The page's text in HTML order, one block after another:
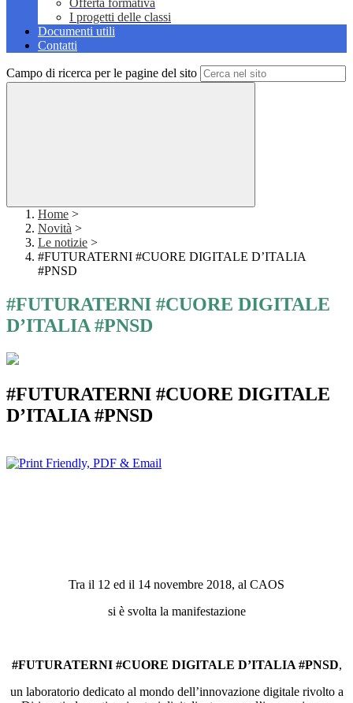
Offerta formativa
I progetti delle classi
Documenti utili
Contatti
Campo di ricerca per le pagine del sito
Home >
Novità >
Le notizie >
#FUTURATERNI #CUORE DIGITALE D’ITALIA
#PNSD
#FUTURATERNI #CUORE DIGITALE
D’ITALIA #PNSD
#FUTURATERNI #CUORE DIGITALE
D’ITALIA #PNSD
Tra il 12 ed il 14 novembre 2018, al CAOS
si è svolta la manifestazione
#FUTURATERNI #CUORE DIGITALE D’ITALIA #PNSD,
un laboratorio dedicato al mondo dell’innovazione digitale rivolto a